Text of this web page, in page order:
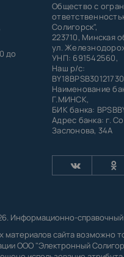
до
Общество с
Солигорск",
223710, Минская
ул.
УНП: 691542560,
Наш р/с:
Наименование
Г.МИНСК,
БИК банка:
Адрес банка: г.
Заслонова, 34А
Информационно-справочный
материалов сайта возможно
ООО "Электронный